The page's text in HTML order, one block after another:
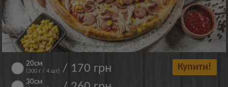
20см
(300 г / 4 шт) / 170 грн
30см
Купити!